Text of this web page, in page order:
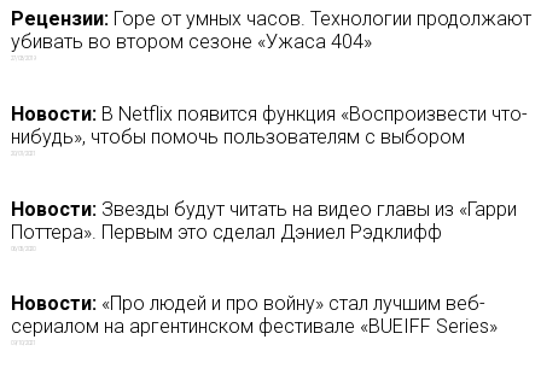
Рецензии:Горе от умных часов. Технологии продолжают
убивать во втором сезоне «Ужаса 404»
27/03/2019
Новости:В Netflix появится функция «Воспроизвести что-
нибудь», чтобы помочь пользователям с выбором
20/01/2021
Новости:Звезды будут читать на видео главы из «Гарри
Поттера». Первым это сделал Дэниел Рэдклифф
06/05/2020
Новости:«Про людей и про войну» стал лучшим веб-
сериалом на аргентинском фестивале «BUEIFF Series»
09/10/2021